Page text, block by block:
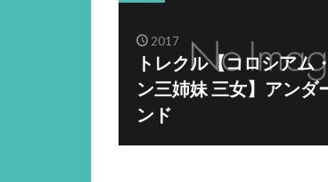
2017
トレクル【コロシアム
ン三姉妹 三女】アンダ
ンド